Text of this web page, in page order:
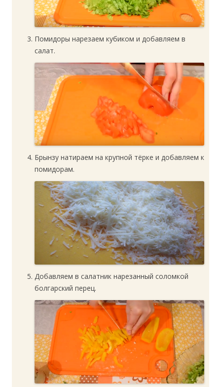
Помидоры нарезаем кубиком и добавляем в
салат.
Брынзу натираем на крупной тёрке и добавляем к
помидорам.
Добавляем в салатник нарезанный соломкой
болгарский перец.